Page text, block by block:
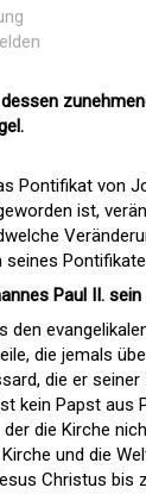
Pontifikat von
ist,
seines
Paul II.
den
die jemals
die er
kein Papst aus
der die Kirche
und die
Christus bis